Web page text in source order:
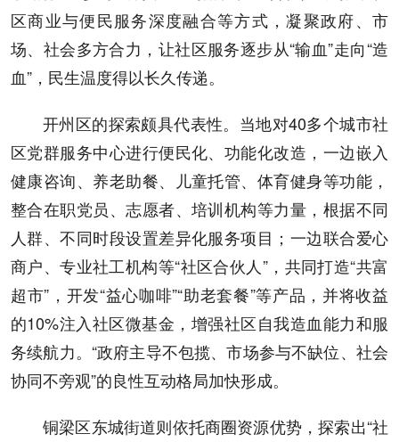
区商业与便民服务深度融合等方式，凝聚政府、市
场、社会多方合力，让社区服务逐步从“输血”走向“造
血”，民生温度得以长久传递。
开州区的探索颇具代表性。当地对40多个城市社
区党群服务中心进行便民化、功能化改造，一边嵌入
健康咨询、养老助餐、儿童托管、体育健身等功能，
整合在职党员、志愿者、培训机构等力量，根据不同
人群、不同时段设置差异化服务项目；一边联合爱心
商户、专业社工机构等“社区合伙人”，共同打造“共富
超市”，开发“益心咖啡”“助老套餐”等产品，并将收益
的10%注入社区微基金，增强社区自我造血能力和服
务续航力。“政府主导不包揽、市场参与不缺位、社会
协同不旁观”的良性互动格局加快形成。
铜梁区东城街道则依托商圈资源优势，探索出“社